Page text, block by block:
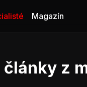
Magazín
z